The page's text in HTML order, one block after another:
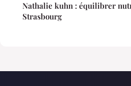
Nathalie kuhn : équilibrer
Strasbourg